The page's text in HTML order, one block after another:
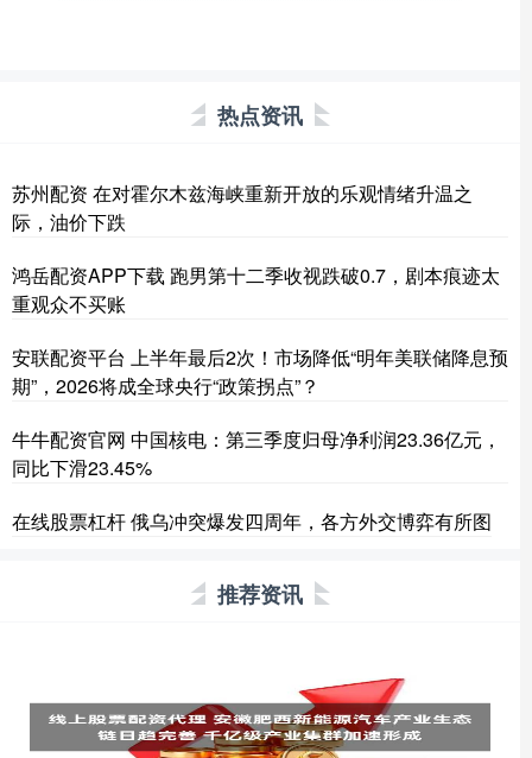
热点资讯
苏州配资 在对霍尔木兹海峡重新开放的乐观情绪升温之
际，油价下跌
鸿岳配资APP下载 跑男第十二季收视跌破0.7，剧本痕迹太
重观众不买账
安联配资平台 上半年最后2次！市场降低“明年美联储降息预
期”，2026将成全球央行“政策拐点”？
牛牛配资官网 中国核电：第三季度归母净利润23.36亿元，
同比下滑23.45%
在线股票杠杆 俄乌冲突爆发四周年，各方外交博弈有所图
推荐资讯